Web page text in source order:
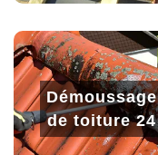
Démoussage
de toiture 24